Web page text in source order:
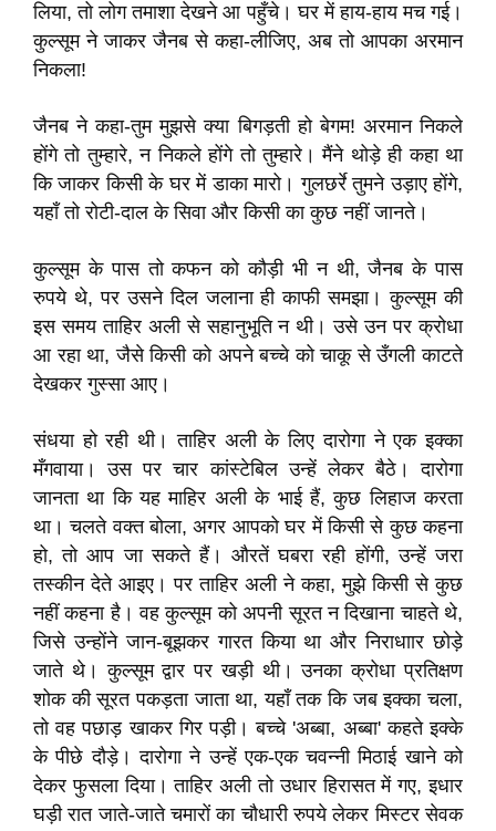
लिया, तो लोग तमाशा देखने आ पहुँचे। घर में हाय-हाय मच गई।
कुल्सूम ने जाकर जैनब से कहा-लीजिए, अब तो आपका अरमान
निकला!
जैनब ने कहा-तुम मुझसे क्या बिगड़ती हो बेगम! अरमान निकले
होंगे तो तुम्हारे, न निकले होंगे तो तुम्हारे। मैंने थोड़े ही कहा था
कि जाकर किसी के घर में डाका मारो। गुलछर्रे तुमने उड़ाए होंगे,
यहाँ तो रोटी-दाल के सिवा और किसी का कुछ नहीं जानते।
कुल्सूम के पास तो कफन को कौड़ी भी न थी, जैनब के पास
रुपये थे, पर उसने दिल जलाना ही काफी समझा। कुल्सूम की
इस समय ताहिर अली से सहानुभूति न थी। उसे उन पर क्रोधा
आ रहा था, जैसे किसी को अपने बच्चे को चाकू से उँगली काटते
देखकर गुस्सा आए।
संधया हो रही थी। ताहिर अली के लिए दारोगा ने एक इक्का
मँगवाया। उस पर चार कांस्टेबिल उन्हें लेकर बैठे। दारोगा
जानता था कि यह माहिर अली के भाई हैं, कुछ लिहाज करता
था। चलते वक्त बोला, अगर आपको घर में किसी से कुछ कहना
हो, तो आप जा सकते हैं। औरतें घबरा रही होंगी, उन्हें जरा
तस्कीन देते आइए। पर ताहिर अली ने कहा, मुझे किसी से कुछ
नहीं कहना है। वह कुल्सूम को अपनी सूरत न दिखाना चाहते थे,
जिसे उन्होंने जान-बूझकर गारत किया था और निराधाार छोड़े
जाते थे। कुल्सूम द्वार पर खड़ी थी। उनका क्रोधा प्रतिक्षण
शोक की सूरत पकड़ता जाता था, यहाँ तक कि जब इक्का चला,
तो वह पछाड़ खाकर गिर पड़ी। बच्चे 'अब्बा, अब्बा' कहते इक्के
के पीछे दौड़े। दारोगा ने उन्हें एक-एक चवन्नी मिठाई खाने को
देकर फुसला दिया। ताहिर अली तो उधार हिरासत में गए, इधार
घड़ी रात जाते-जाते चमारों का चौधारी रुपये लेकर मिस्टर सेवक